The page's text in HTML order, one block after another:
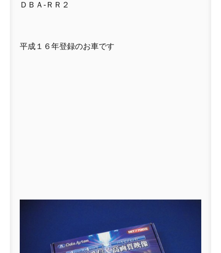
ＤＢＡ-ＲＲ２
平成１６年登録のお車です